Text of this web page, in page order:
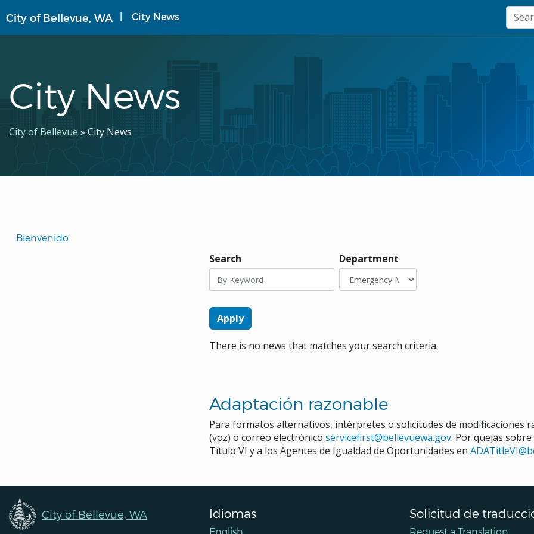
al
contenido
City of Bellevue, WA City News
City News
Ruta
navegación
City of Bellevue City News
Translated
Bienvenido
Search Department
There is no news that matches your search criteria.
Adaptación razonable
Para formatos alternativos, intérpretes o solicitudes de modificaciones
(voz) o correo electrónico servicefirst@bellevuewa.gov. Por quejas
Título VI y a los Agentes de Igualdad de Oportunidades en
City of Bellevue, WA Idiomas
English
Solicitud de
Request a Translation